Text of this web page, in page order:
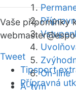
On-line
A-tým
Vaše připomínky
webmaster
Tweet
Tipsport
Přípravná